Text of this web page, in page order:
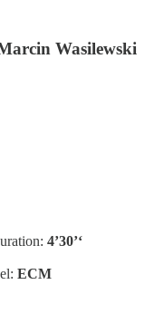
Wasilewski
4’30’‘
ECM